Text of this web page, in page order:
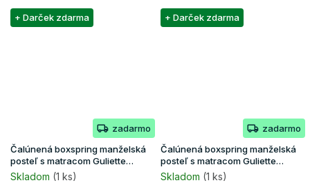
+ Darček zdarma
zadarmo
Čalúnená boxspring manželská
posteľ s matracom Guliette
180x200 - tmavomodrá
Skladom (1 ks)
+ Darček zdarma
zadarmo
Čalúnená boxspring manželská
posteľ s matracom Guliette
180x200 - zelená
Skladom (1 ks)